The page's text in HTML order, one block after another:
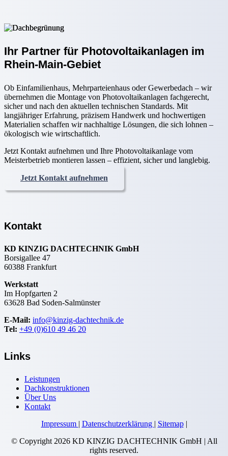
Ihr Partner für Photovoltaikanlagen im
Rhein-Main-Gebiet
Ob Einfamilienhaus, Mehrparteienhaus oder Gewerbedach – wir
übernehmen die Montage von Photovoltaikanlagen fachgerecht,
sicher und nach den aktuellen technischen Standards. Mit
langjähriger Erfahrung, präzisem Handwerk und hochwertigen
Materialien schaffen wir nachhaltige Lösungen, die sich lohnen –
ökologisch wie wirtschaftlich.
Jetzt Kontakt aufnehmen und Ihre Photovoltaikanlage vom
Meisterbetrieb montieren lassen – effizient, sicher und langlebig.
Jetzt Kontakt aufnehmen
Kontakt
KD KINZIG DACHTECHNIK GmbH
Borsigallee 47
60388 Frankfurt
Werkstatt
Im Hopfgarten 2
63628 Bad Soden-Salmünster
E-Mail: info@kinzig-dachtechnik.de
Tel: +49 (0)610 49 46 20
Links
Leistungen
Dachkonstruktionen
Über Uns
Kontakt
Impressum | Datenschutzerklärung | Sitemap|
© Copyright 2026 KD KINZIG DACHTECHNIK GmbH | All
rights reserved.